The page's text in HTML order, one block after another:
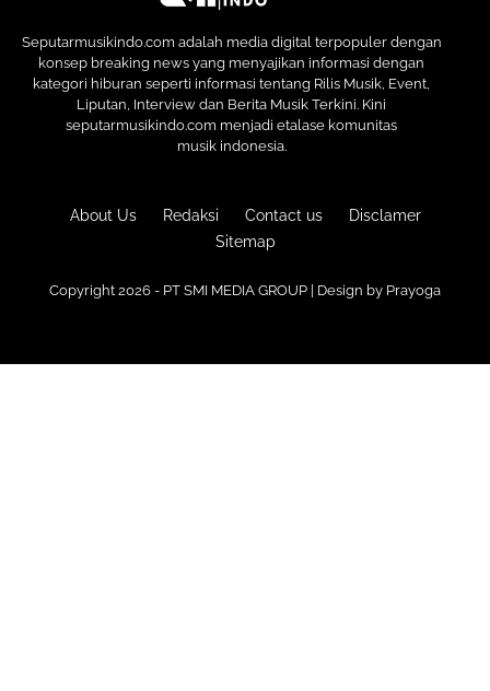
Seputarmusikindo.com adalah media digital terpopuler dengan
konsep breaking news yang menyajikan informasi dengan
kategori hiburan seperti informasi tentang Rilis Musik, Event,
Liputan, Interview dan Berita Musik Terkini. Kini
seputarmusikindo.com menjadi etalase komunitas
musik indonesia.
Copyright 2026 - PT SMI MEDIA GROUP | Design by Prayoga
About Us Redaksi Contact us
Disclamer
Sitemap